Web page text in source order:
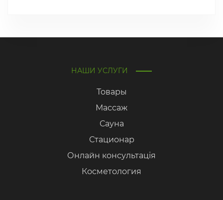
НАШИ УСЛУГИ
Товары
Массаж
Сауна
Стационар
Онлайн консультація
Косметология